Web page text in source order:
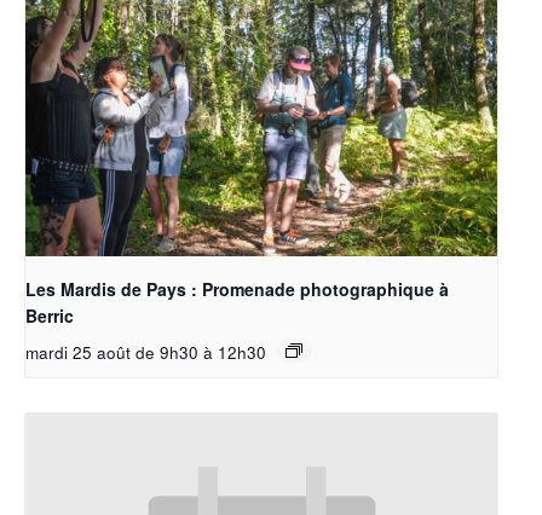
Les Mardis de Pays : Promenade photographique à
Berric
mardi 25 août de 9h30 à 12h30